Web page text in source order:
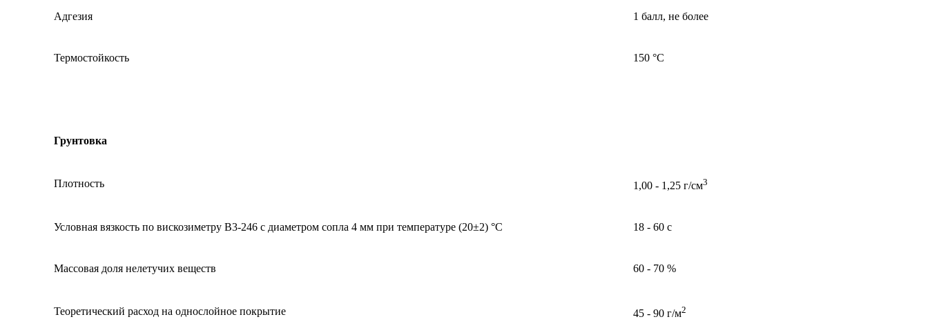
Адгезия 1 балл, не более
Термостойкость 150 °С
Грунтовка
Плотность 1,00 - 1,25 г/см3
Условная вязкость по вискозиметру В3-246 с диаметром сопла 4 мм при температуре (20±2) °С 18 - 60 с
Массовая доля нелетучих веществ 60 - 70 %
Теоретический расход на однослойное покрытие 45 - 90 г/м2